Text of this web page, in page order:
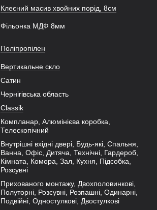
Клеєний масив хвойних порід, 8см
Фільонка МДФ 8мм
Поліпропілен
Вертикальне скло
Сатин
Чернігівська область
Classik
Компланар, Алюмінієва коробка,
Телескопічний
Внутрішні вхідні двері, Будь-які, Спальня,
Ванна, Офіс, Дитяча, Технічні, Гардероб,
Кімната, Комора, Зал, Кухня, Підсобка,
Розсувні
Прихованого монтажу, Двохполовинкові,
Полуторні, Розсувні, Розпашні, Одинарні,
Подвійні, Одностулкові, Двостулкові